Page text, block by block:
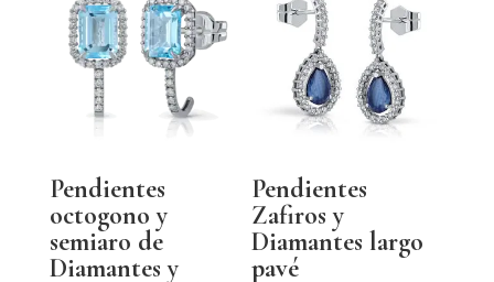
Pendientes
octogono y
semiaro de
Diamantes y
Pendientes
Zafiros y
Diamantes largo
pavé